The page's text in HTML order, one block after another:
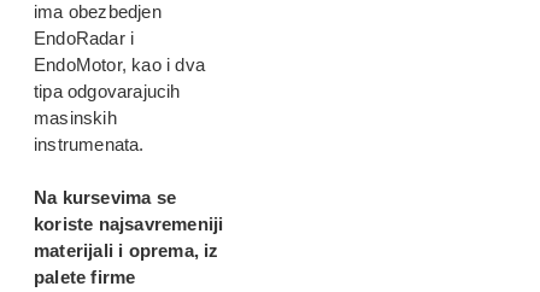
ima obezbedjen
EndoRadar i
EndoMotor, kao i dva
tipa odgovarajucih
masinskih
instrumenata.
Na kursevima se
koriste najsavremeniji
materijali i oprema, iz
palete firme